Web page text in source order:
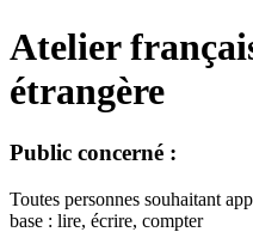
Atelier
étrangère
Public concerné :
Toutes personnes souhaitant
base : lire, écrire, compter